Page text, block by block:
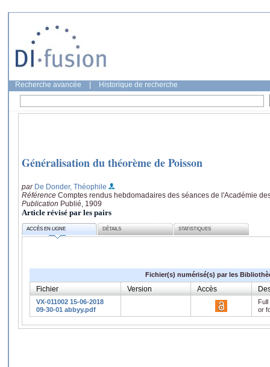
Recherche avancée Historique de recherche
Généralisation du théorème de Poisson
par De Donder, Théophile
Référence Comptes rendus hebdomadaires des séances de l'Académie
Publication Publié, 1909
Article révisé par les pairs
ACCÈS EN LIGNE DÉTAILS STATISTIQUES
Fichier(s) numérisé(s) par les
Fichier Version Accès
VX-011002 15-06-2018
09-30-01 abbyy.pdf
or